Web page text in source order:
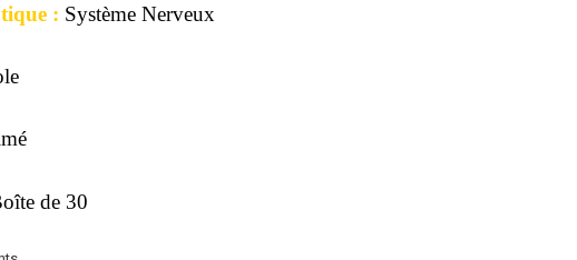
: Système Nerveux
de 30